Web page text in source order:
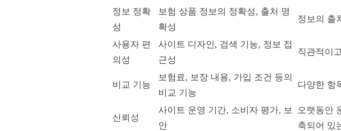
정보 정확
성
보험 상품 정보의 정확성, 출처 명
확성
정보의 출
사용자 편
의성
사이트 디자인, 검색 기능, 정보 접
근성
직관적이
비교 기능
보험료, 보장 내용, 가입 조건 등의
비교 기능
다양한 항
신뢰성
사이트 운영 기간, 소비자 평가, 보
안
오랫동안
축되어 있